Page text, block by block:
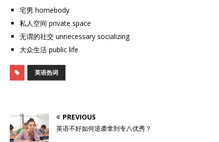
宅男 homebody
私人空间 private space
无谓的社交 unnecessary socializing
大众生活 public life
英语热词
PREVIOUS
英语不好如何逆袭拿到专八优秀？